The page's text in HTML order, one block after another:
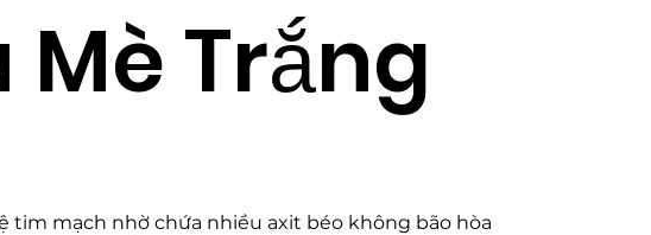
Mè Trắng
tim mạch nhờ chứa nhiều axit béo không bão hòa